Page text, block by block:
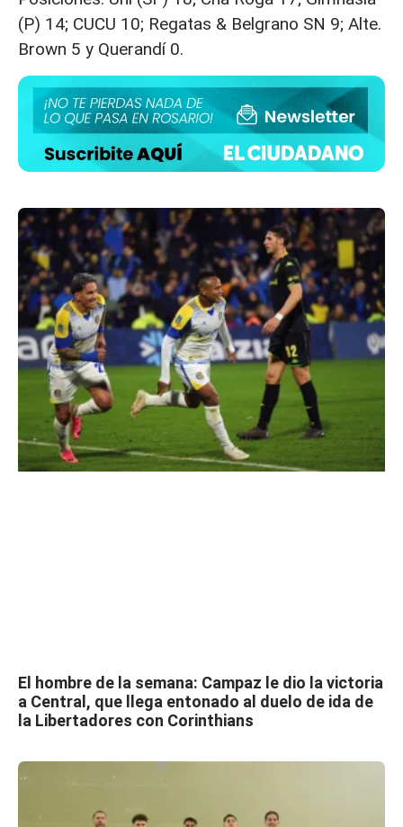
(P) 14; CUCU 10; Regatas & Belgrano SN 9; Alte.
Brown 5 y Querandí 0.
El hombre de la semana: Campaz le dio la victoria
a Central, que llega entonado al duelo de ida de
la Libertadores con Corinthians